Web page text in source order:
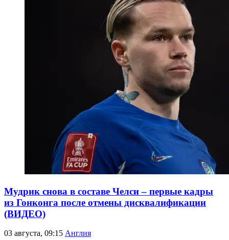
Мудрик снова в составе Челси – первые кадры
из Гонконга после отмены дисквалификации
(ВИДЕО)
03 августа, 09:15 Англия